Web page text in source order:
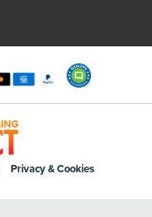
Privacy & Cookies